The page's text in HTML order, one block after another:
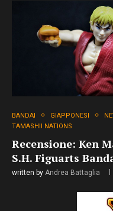
BANDAI GIAPPONESI
TAMASHII NATIONS
Recensione: Ken
S.H. Figuarts
written by Andrea Battaglia